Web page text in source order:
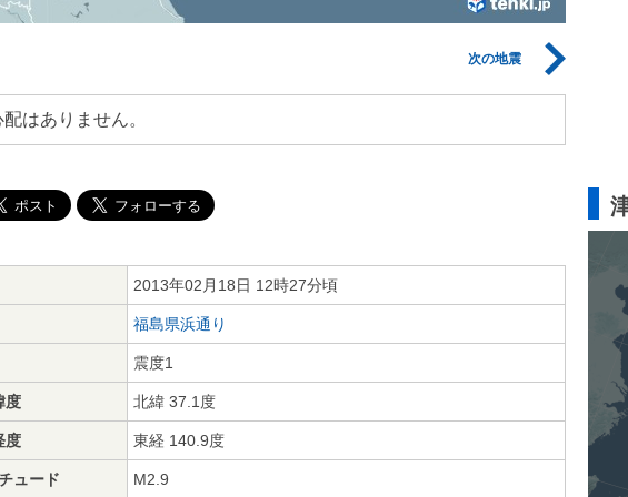
次の地震
はありません。
2013年02月18日 12時27分頃
福島県浜通り
震度1
度 北緯 37.1度
度 東経 140.9度
ュード M2.9